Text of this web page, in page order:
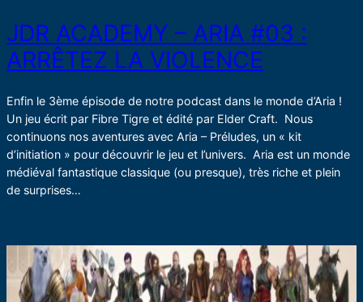
JDR ACADEMY – ARIA #03 :
ARRÊTEZ LA VIOLENCE
Enfin le 3ème épisode de notre podcast dans le monde d’Aria !
Un jeu écrit par Fibre Tigre et édité par Elder Craft. Nous
continuons nos aventures avec Aria – Préludes, un « kit
d’initiation » pour découvrir le jeu et l’univers. Aria est un monde
médiéval fantastique classique (ou presque), très riche et plein
de surprises…